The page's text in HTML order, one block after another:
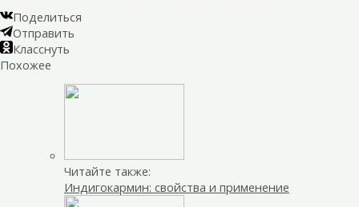
Поделиться
Отправить
Класснуть
Похожее
Читайте также:
Индигокармин: свойства и применение